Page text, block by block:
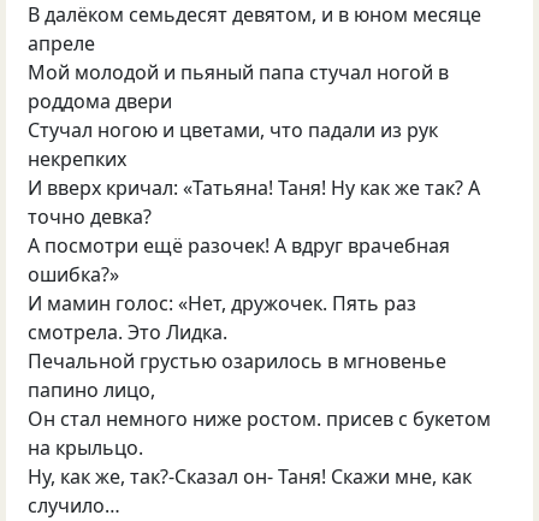
В далёком семьдесят девятом, и в юном месяце
апреле
Мой молодой и пьяный папа стучал ногой в
роддома двери
Стучал ногою и цветами, что падали из рук
некрепких
И вверх кричал: «Татьяна! Таня! Ну как же так? А
точно девка?
А посмотри ещё разочек! А вдруг врачебная
ошибка?»
И мамин голос: «Нет, дружочек. Пять раз
смотрела. Это Лидка.
Печальной грустью озарилось в мгновенье
папино лицо,
Он стал немного ниже ростом. присев с букетом
на крыльцо.
Ну, как же, так?-Сказал он- Таня! Скажи мне, как
случило…